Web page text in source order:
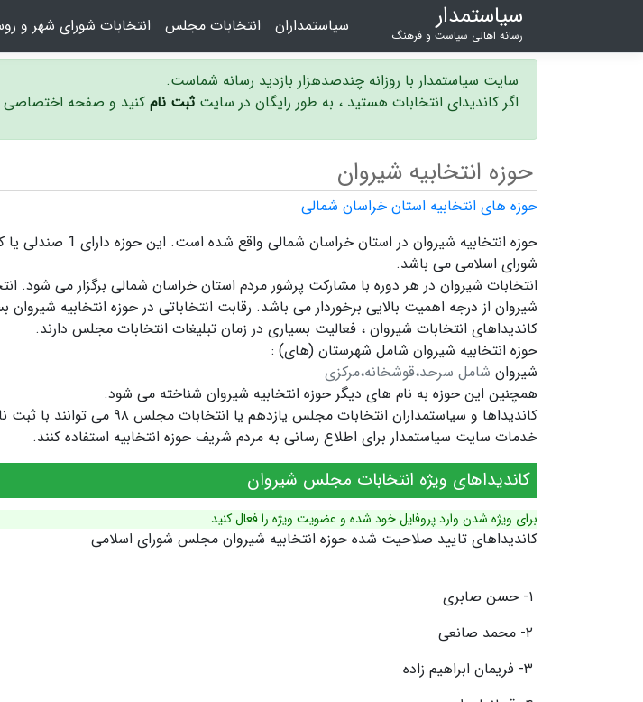
سیاستمدار
رسانه اهالی سیاست و فرهنگ سیاستمداران انتخابات مجلس انتخابات شورای شهر و
سایت سیاستمدار با روزانه چندصدهزار بازدید رسانه شماست.
اگر کاندیدای انتخابات هستید ، به طور رایگان در سایت ثبت نام کنید و صفحه اختصاصی
حوزه انتخابیه شیروان
حوزه های انتخابیه استان خراسان شمالی
حوزه انتخابیه شیروان در استان
شورای اسلامی می باشد.
انتخابات شیروان در هر دوره با مشارکت پرشور مردم استان خراسان شمالی برگزار می شود.
شیروان از درجه اهمیت بالایی برخوردار می باشد. رقابت انتخاباتی در حوزه انتخابیه
کاندیداهای انتخابات شیروان ، فعالیت بسیاری در زمان تبلیغات انتخابات مجلس دارند.
حوزه انتخابیه شیروان شامل شهرستان (های) :
شیروان شامل سرحد،قوشخانه،مرکزی
همچنین این حوزه به نام های دیگر حوزه انتخابیه شیروان شناخته می شود.
کاندیداها و سیاستمداران انتخابات مجلس یازدهم
خدمات سایت سیاستمدار برای اطلاع رسانی به مردم شریف حوزه انتخابیه استفاده کنند.
کاندیداهای ویژه انتخابات مجلس شیروان
برای ویژه شدن وارد پروفایل خود شده و عضویت ویژه را فعال کنید
کاندیداهای تایید صلاحیت شده حوزه انتخابیه شیروان مجلس شورای اسلامی